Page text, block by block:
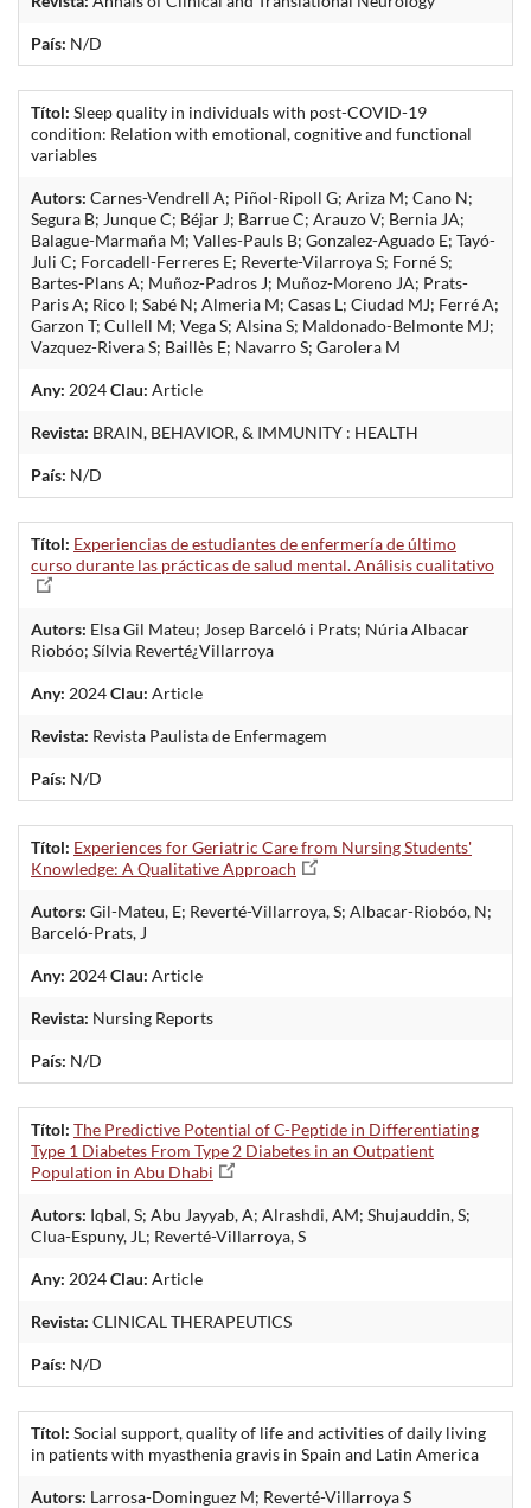
País: N/D
Títol: Sleep quality in individuals with post-COVID-19
condition: Relation with emotional, cognitive and functional
variables
Autors: Carnes-Vendrell A; Piñol-Ripoll G; Ariza M; Cano N;
Segura B; Junque C; Béjar J; Barrue C; Arauzo V; Bernia JA;
Balague-Marmaña M; Valles-Pauls B; Gonzalez-Aguado E; Tayó-
Juli C; Forcadell-Ferreres E; Reverte-Vilarroya S; Forné S;
Bartes-Plans A; Muñoz-Padros J; Muñoz-Moreno JA; Prats-
Paris A; Rico I; Sabé N; Almeria M; Casas L; Ciudad MJ; Ferré A;
Garzon T; Cullell M; Vega S; Alsina S; Maldonado-Belmonte MJ;
Vazquez-Rivera S; Baillès E; Navarro S; Garolera M
Any: 2024Clau: Article
Revista: BRAIN, BEHAVIOR, & IMMUNITY : HEALTH
País: N/D
Títol: Experiencias de estudiantes de enfermería de último
curso durante las prácticas de salud mental. Análisis cualitativo
Autors: Elsa Gil Mateu; Josep Barceló i Prats; Núria Albacar
Riobóo; Sílvia Reverté¿Villarroya
Any: 2024Clau: Article
Revista: Revista Paulista de Enfermagem
País: N/D
Títol: Experiences for Geriatric Care from Nursing Students'
Knowledge: A Qualitative Approach
Autors: Gil-Mateu, E; Reverté-Villarroya, S; Albacar-Riobóo, N;
Barceló-Prats, J
Any: 2024Clau: Article
Revista: Nursing Reports
País: N/D
Títol: The Predictive Potential of C-Peptide in Differentiating
Type 1 Diabetes From Type 2 Diabetes in an Outpatient
Population in Abu Dhabi
Autors: Iqbal, S; Abu Jayyab, A; Alrashdi, AM; Shujauddin, S;
Clua-Espuny, JL; Reverté-Villarroya, S
Any: 2024Clau: Article
Revista: CLINICAL THERAPEUTICS
País: N/D
Títol: Social support, quality of life and activities of daily living
in patients with myasthenia gravis in Spain and Latin America
Autors: Larrosa-Dominguez M; Reverté-Villarroya S